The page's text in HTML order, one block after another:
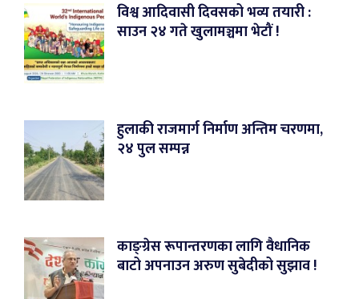
विश्व आदिवासी दिवसको भव्य तयारी :
साउन २४ गते खुलामञ्चमा भेटौं !
हुलाकी राजमार्ग निर्माण अन्तिम चरणमा,
२४ पुल सम्पन्न
काङ्ग्रेस रूपान्तरणका लागि वैधानिक
बाटो अपनाउन अरुण सुबेदीको सुझाव !